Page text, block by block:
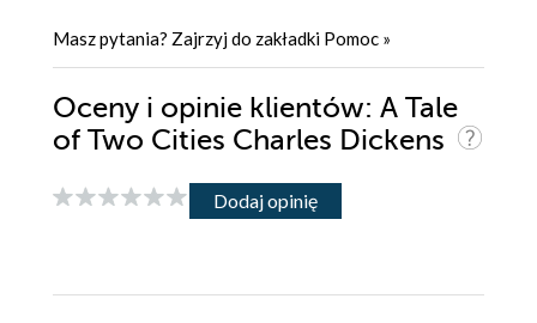
Masz pytania? Zajrzyj do zakładki Pomoc »
Oceny i opinie klientów: A Tale
of Two Cities Charles Dickens
Dodaj opinię